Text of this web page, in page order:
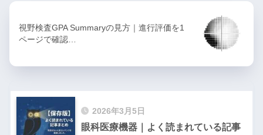
視野検査GPA Summaryの見方｜進行評価を1
ページで確認…
2026年3月5日
眼科医療機器｜よく読まれている記事